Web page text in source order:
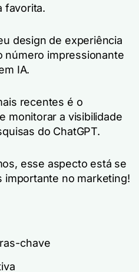
favorita.
design de experiência
número impressionante
IA.
recentes é o
monitorar a visibilidade
do ChatGPT.
esse aspecto está se
importante no marketing!
chave